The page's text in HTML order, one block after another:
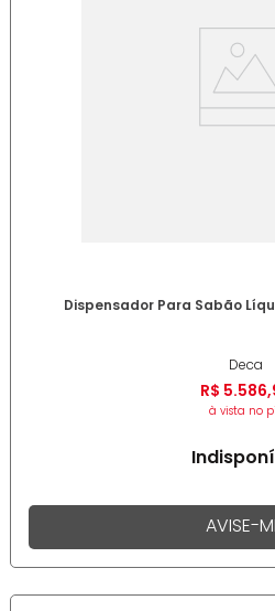
Dispensador Para Sabão
Deca
R$ 5.586,
à vista no
AVISE-